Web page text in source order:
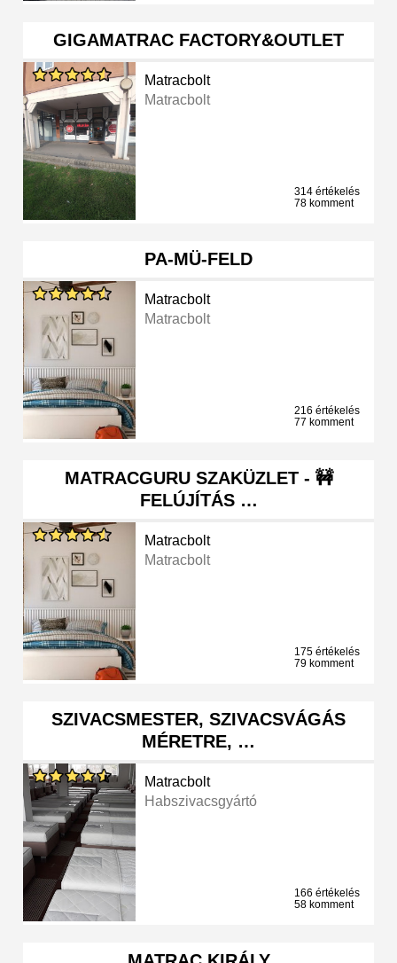
GIGAMATRAC FACTORY&OUTLET
Matracbolt
Matracbolt
314 értékelés
78 komment
PA-MÜ-FELD
Matracbolt
Matracbolt
216 értékelés
77 komment
MATRACGURU SZAKÜZLET - 🚧
FELÚJÍTÁS …
Matracbolt
Matracbolt
175 értékelés
79 komment
SZIVACSMESTER, SZIVACSVÁGÁS
MÉRETRE, …
Matracbolt
Habszivacsgyártó
166 értékelés
58 komment